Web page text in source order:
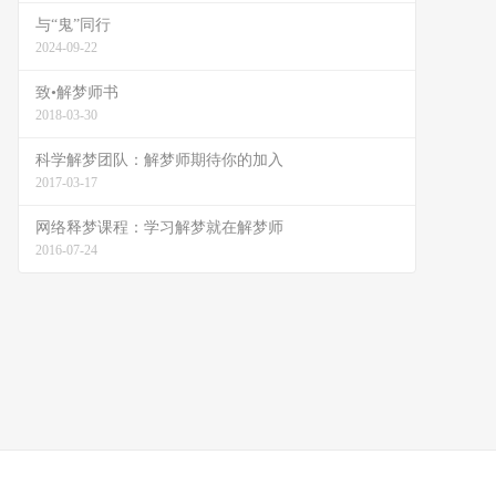
与“鬼”同行
2024-09-22
致•解梦师书
2018-03-30
科学解梦团队：解梦师期待你的加入
2017-03-17
网络释梦课程：学习解梦就在解梦师
2016-07-24